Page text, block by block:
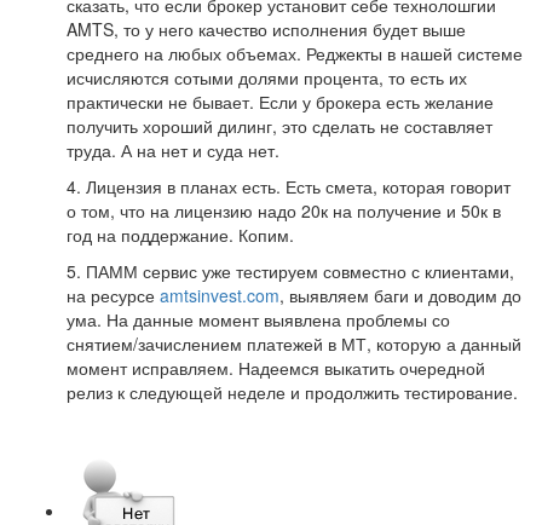
сказать, что если брокер установит себе технолошгии
AMTS, то у него качество исполнения будет выше
среднего на любых объемах. Реджекты в нашей системе
исчисляются сотыми долями процента, то есть их
практически не бывает. Если у брокера есть желание
получить хороший дилинг, это сделать не составляет
труда. А на нет и суда нет.
4. Лицензия в планах есть. Есть смета, которая говорит
о том, что на лицензию надо 20к на получение и 50к в
год на поддержание. Копим.
5. ПАММ сервис уже тестируем совместно с клиентами,
на ресурсе amtsinvest.com, выявляем баги и доводим до
ума. На данные момент выявлена проблемы со
снятием/зачислением платежей в МТ, которую а данный
момент исправляем. Надеемся выкатить очередной
релиз к следующей неделе и продолжить тестирование.